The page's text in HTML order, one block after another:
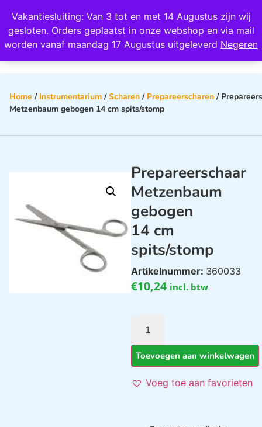
Vakantiesluiting: Van 3 tot en met 14 Augustus zijn wij
gesloten. Orders geplaatst in onze webshop en via mail
worden vanaf maandag 17 Augustus uitgeleverd Negeren
Wij scoren een 4,8 op Google
Home / Instrumentarium /Scharen / Prepareerscharen /
Metzenbaum gebogen 14 cm spits/stomp
Prepareerschaar
Metzenbaum
gebogen
14 cm
spits/stomp
Artikelnummer: 360033
€10,24 incl. btw
Toevoegen aan winkelwagen
Voeg toe aan favorieten